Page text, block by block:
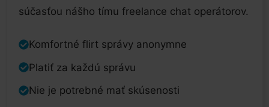
súčasťou nášho tímu freelance chat operátorov.
Komfortné flirt správy anonymne
Platiť za každú správu
Nie je potrebné mať skúsenosti